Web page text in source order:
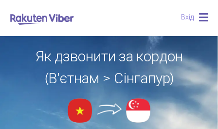
Вхід
Як дзвонити за кордон
(В'єтнам > Сінгапур)